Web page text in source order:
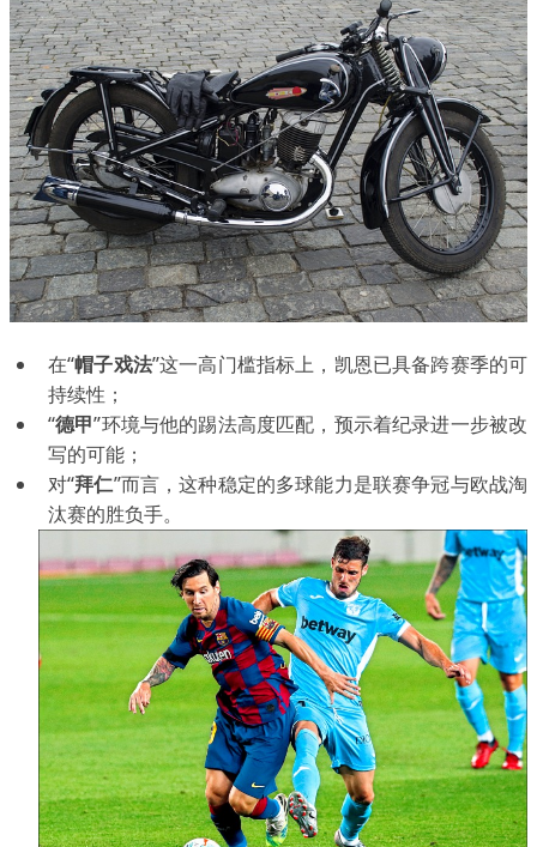
在“帽子戏法”这一高门槛指标上，凯恩已具备跨赛季的可
持续性；
“德甲”环境与他的踢法高度匹配，预示着纪录进一步被改
写的可能；
对“拜仁”而言，这种稳定的多球能力是联赛争冠与欧战淘
汰赛的胜负手。